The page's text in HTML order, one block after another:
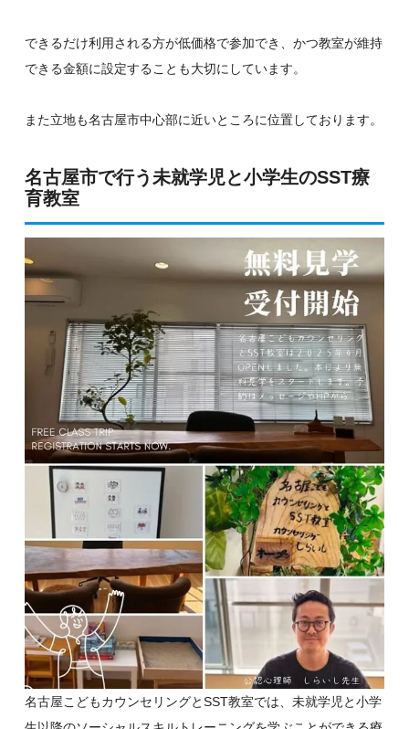
できるだけ利用される方が低価格で参加でき、かつ教室が維持
できる金額に設定することも大切にしています。
また立地も名古屋市中心部に近いところに位置しております。
名古屋市で行う未就学児と小学生のSST療
育教室
名古屋こどもカウンセリングとSST教室では、未就学児と小学